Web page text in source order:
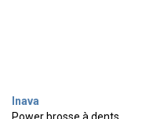
Inava
Power brosse à dents